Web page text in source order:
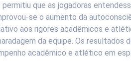
que as jogadoras
se o aumento da
aos rigores acadêmicos e
da equipe. Os
acadêmico e atlético em